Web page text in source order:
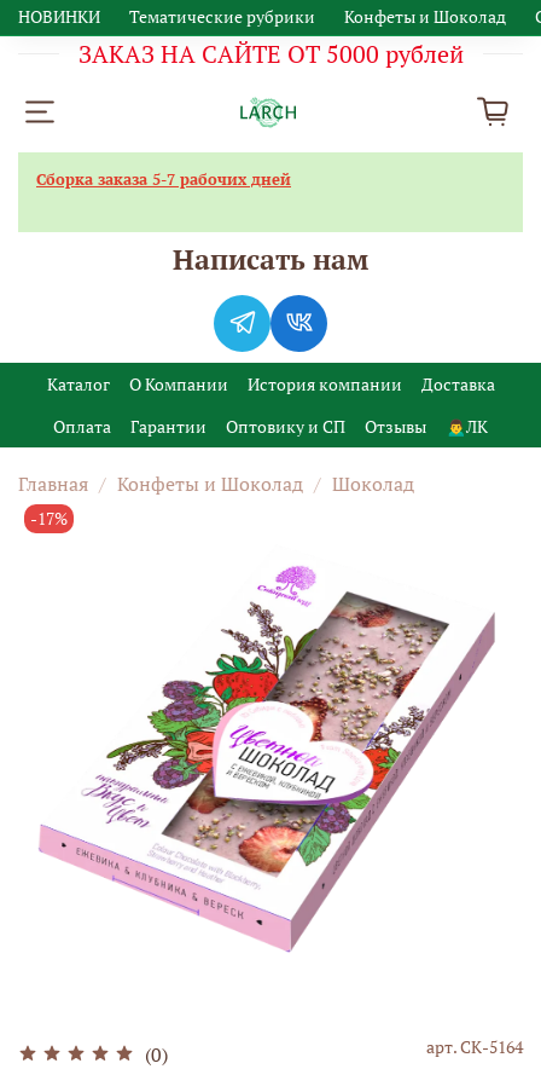
НОВИНКИ Тематические рубрики Конфеты и Шоколад
ЗАКАЗ НА САЙТЕ ОТ 5000 рублей
Каталог О Компании История компании
Доставка
Оплата
Гарантии Оптовику и СП Отзывы 🙍‍♂️ЛК
Главная Конфеты и Шоколад Шоколад
-17%
(0) арт.СК-5164
Сборка заказа 5-7 рабочих дней
Написать нам